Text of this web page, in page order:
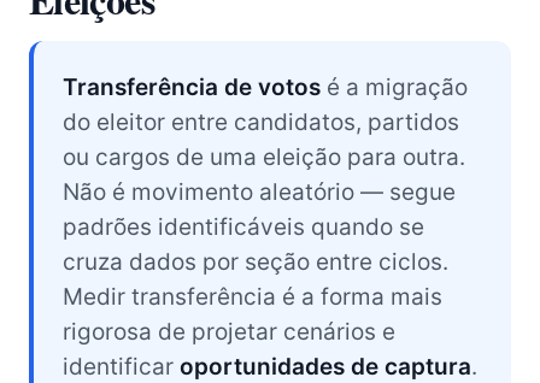
Transferência de votos é a migração
do eleitor entre candidatos, partidos
ou cargos de uma eleição para outra.
Não é movimento aleatório — segue
padrões identificáveis quando se
cruza dados por seção entre ciclos.
Medir transferência é a forma mais
rigorosa de projetar cenários e
identificar oportunidades de captura.